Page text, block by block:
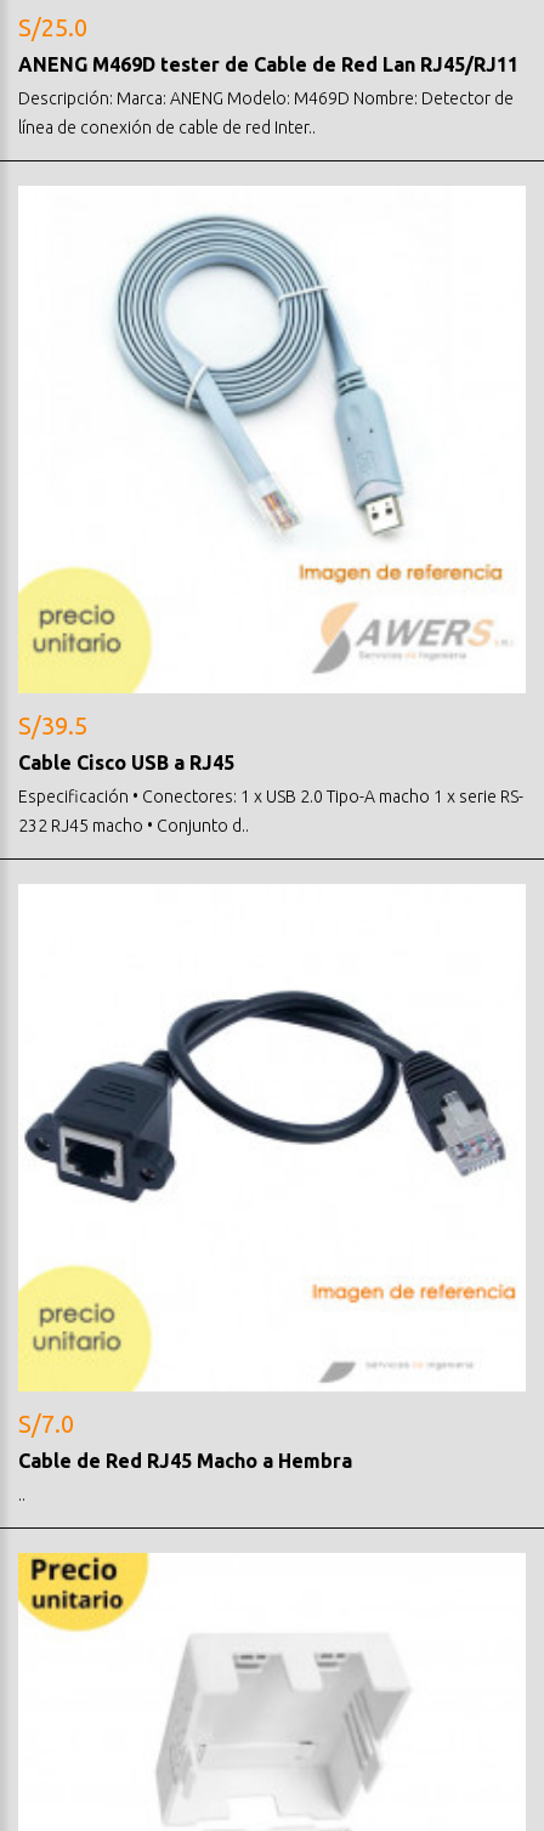
S/25.0
ANENG M469D tester de Cable de Red Lan RJ45/RJ11
Descripción: Marca: ANENG Modelo: M469D Nombre: Detector de
línea de conexión de cable de red Inter..
S/39.5
Cable Cisco USB a RJ45
Especificación • Conectores: 1 x USB 2.0 Tipo-A macho 1 x serie RS-
232 RJ45 macho • Conjunto d..
S/7.0
Cable de Red RJ45 Macho a Hembra
..